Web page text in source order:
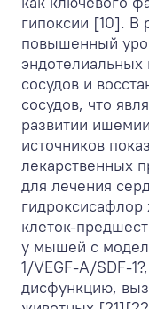
гипоксии [10]. В
повышенный
эндотелиальных
сосудов и
сосудов, что
развитии
источников
лекарственных
для лечения
клеток-
у мышей с
1/VEGF-A/SDF-
дисфункцию,